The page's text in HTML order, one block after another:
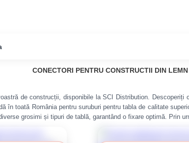
CONECTORI PENTRU CONSTRUCTII DIN LEMN
de construcții, disponibile la SCI Distribution.
în toată România pentru suruburi pentru tabla de calitate
grosimi și tipuri de tablă, garantând o fixare optimă. Prin